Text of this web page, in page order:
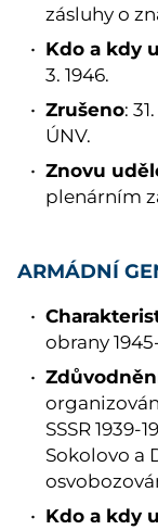
zásluhy o
Kdo a kdy
3. 1946.
Zrušeno:
ÚNV.
Znovu
plenárním
ARMÁDNÍ
obrany
SSSR 1939-
Sokolovo a
Kdo a kdy